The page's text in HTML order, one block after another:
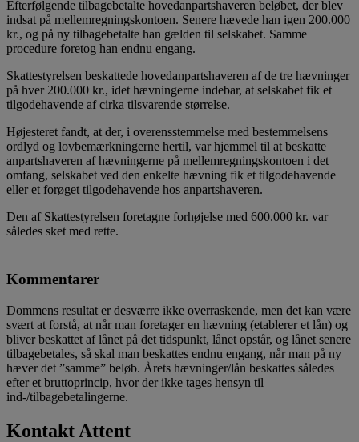
Efterfølgende tilbagebetalte hovedanpartshaveren beløbet, der blev
indsat på mellemregningskontoen. Senere hævede han igen 200.000
kr., og på ny tilbagebetalte han gælden til selskabet. Samme
procedure foretog han endnu engang.
Skattestyrelsen beskattede hovedanpartshaveren af de tre hævninger
på hver 200.000 kr., idet hævningerne indebar, at selskabet fik et
tilgodehavende af cirka tilsvarende størrelse.
Højesteret fandt, at der, i overensstemmelse med bestemmelsens
ordlyd og lovbemærkningerne hertil, var hjemmel til at beskatte
anpartshaveren af hævningerne på mellemregningskontoen i det
omfang, selskabet ved den enkelte hævning fik et tilgodehavende
eller et forøget tilgodehavende hos anpartshaveren.
Den af Skattestyrelsen foretagne forhøjelse med 600.000 kr. var
således sket med rette.
Kommentarer
Dommens resultat er desværre ikke overraskende, men det kan være
svært at forstå, at når man foretager en hævning (etablerer et lån) og
bliver beskattet af lånet på det tidspunkt, lånet opstår, og lånet senere
tilbagebetales, så skal man beskattes endnu engang, når man på ny
hæver det ”samme” beløb. Årets hævninger/lån beskattes således
efter et bruttoprincip, hvor der ikke tages hensyn til
ind-/tilbagebetalingerne.
Kontakt Attent